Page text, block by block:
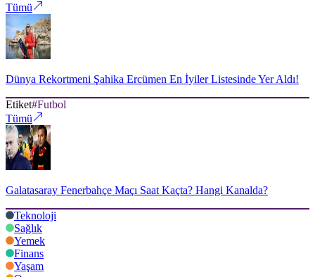
Tümü
Dünya Rekortmeni Şahika Ercümen En İyiler Listesinde Yer Aldı!
Etiket#Futbol
Tümü
Galatasaray Fenerbahçe Maçı Saat Kaçta? Hangi Kanalda?
Teknoloji
Sağlık
Yemek
Finans
Yaşam